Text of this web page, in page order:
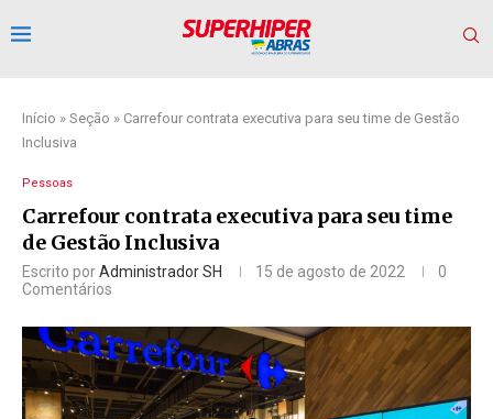
Início » Seção » Carrefour contrata executiva para seu time de Gestão
Inclusiva
Pessoas
Carrefour contrata executiva para seu time
de Gestão Inclusiva
Escrito porAdministrador SH 15 de agosto de 2022
0
Comentários